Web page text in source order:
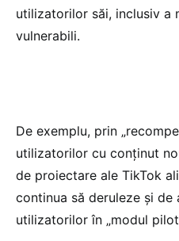
utilizatorilor săi, inclusiv a
vulnerabili.
De exemplu, prin
utilizatorilor cu conținut
de proiectare ale TikTok
continua să deruleze și de
utilizatorilor în „modul pilot